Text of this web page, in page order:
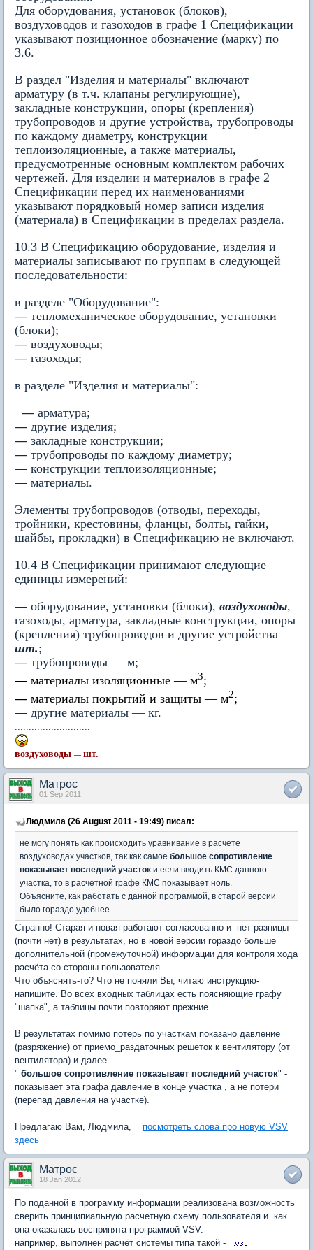
Для оборудования, установок (блоков),
воздуховодов и газоходов в графе 1 Спецификации
указывают позиционное обозначение (марку) по
3.6.
В раздел "Изделия и материалы" включают
арматуру (в т.ч. клапаны регулирующие),
закладные конструкции, опоры (крепления)
трубопроводов и другие устройства, трубопроводы
по каждому диаметру, конструкции
теплоизоляционные, а также материалы,
предусмотренные основным комплектом рабочих
чертежей. Для изделии и материалов в графе 2
Спецификации перед их наименованиями
указывают порядковый номер записи изделия
(материала) в Спецификации в пределах раздела.
10.3 В Спецификацию оборудование, изделия и
материалы записывают по группам в следующей
последовательности:
в разделе "Оборудование":
— тепломеханическое оборудование, установки
(блоки);
— воздуховоды;
— газоходы;
в разделе "Изделия и материалы":
— арматура;
— другие изделия;
— закладные конструкции;
— трубопроводы по каждому диаметру;
— конструкции теплоизоляционные;
— материалы.
Элементы трубопроводов (отводы, переходы,
тройники, крестовины, фланцы, болты, гайки,
шайбы, прокладки) в Спецификацию не включают.
10.4 В Спецификации принимают следующие
единицы измерений:
— оборудование, установки (блоки), воздуховоды,
газоходы, арматура, закладные конструкции, опоры
(крепления) трубопроводов и другие устройства—
шт.;
— трубопроводы — м;
— материалы изоляционные — м3;
— материалы покрытий и защиты — м2;
— другие материалы — кг.
воздуховоды — шт.
Матрос
01 Sep 2011
Людмила (26 August 2011 - 19:49) писал:
не могу понять как происходить уравнивание в расчете
воздуховодах участков, так как самое большое сопротивление
показывает последний участок и если вводить КМС данного
участка, то в расчетной графе КМС показывает ноль.
Объясните, как работать с данной программой, в старой версии
было гораздо удобнее.
Странно! Старая и новая работают согласованно и нет разницы
(почти нет) в результатах, но в новой версии гораздо больше
дополнительной (промежуточной) информации для контроля хода
расчёта со стороны пользователя.
Что объяснять-то? Что не поняли Вы, читаю инструкцию-
напишите. Во всех входных таблицах есть поясняющие графу
"шапка", а таблицы почти повторяют прежние.
В результатах помимо потерь по участкам показано давление
(разряжение) от приемо_раздаточных решеток к вентилятору (от
вентилятора) и далее.
" большое сопротивление показывает последний участок" -
показывает эта графа давление в конце участка , а не потери
(перепад давления на участке).
Предлагаю Вам, Людмила, посмотреть слова про новую VSV
здесь
Матрос
18 Jan 2012
По поданной в программу информации реализована возможность
сверить принципиальную расчетную схему пользователя и как
она оказалась воспринята программой VSV.
например, выполнен расчёт системы типа такой -